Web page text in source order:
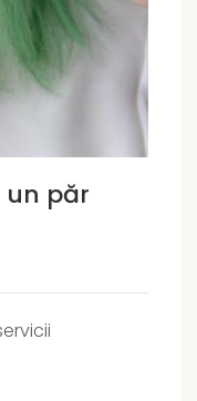
păr